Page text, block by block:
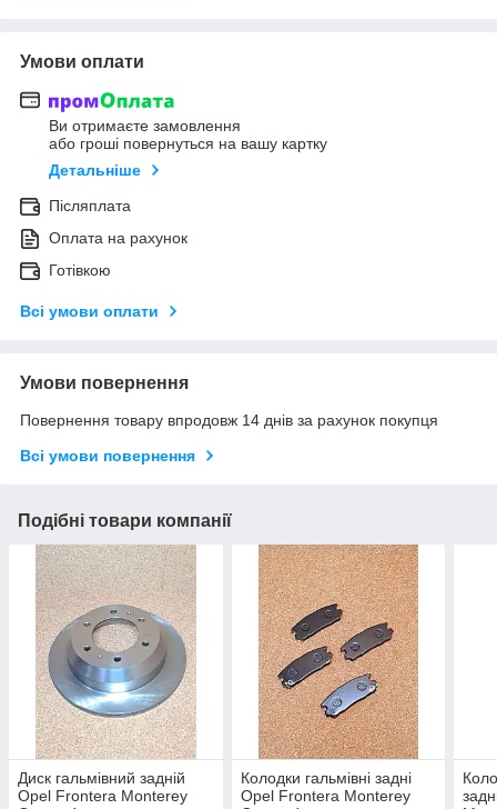
Умови оплати
Ви отримаєте замовлення
або гроші повернуться на вашу картку
Детальніше
Післяплата
Оплата на рахунок
Готівкою
Всі умови оплати
Умови повернення
Повернення товару впродовж 14 днів за рахунок покупця
Всі умови повернення
Подібні товари компанії
Диск гальмівний задній
Opel Frontera Monterey
Колодки гальмівні задні
Opel Frontera Monterey